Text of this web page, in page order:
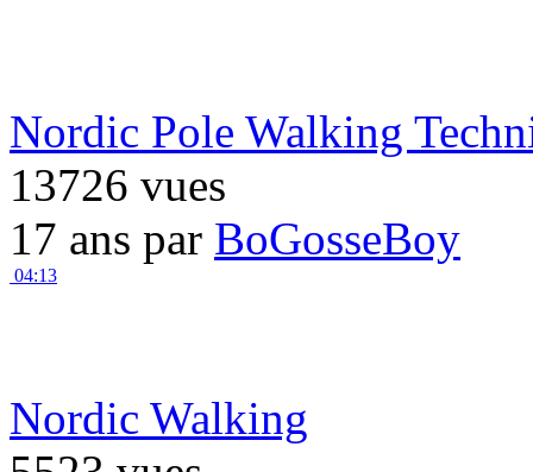
Nordic Pole Walking
13726 vues
17 ans par BoGosseBoy
04:13
Nordic Walking